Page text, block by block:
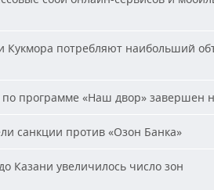
Кукмора потребляют наибольший
программе «Наш двор» завершен
санкции против «Озон Банка»
Казани увеличилось число зон